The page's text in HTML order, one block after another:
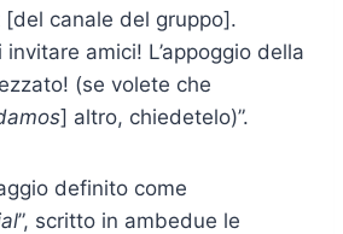
[del canale del gruppo].
amici! L’appoggio della
(se volete che
] altro, chiedetelo)”.
definito come
”, scritto in ambedue le